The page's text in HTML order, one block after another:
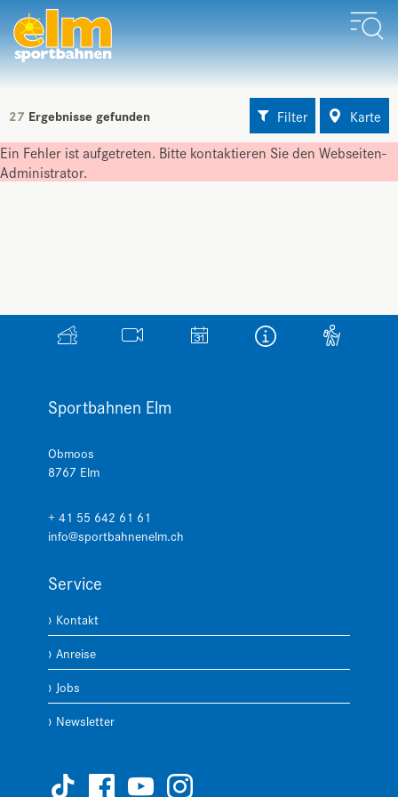
Filter Karte
27 Ergebnisse gefunden
Ein Fehler ist aufgetreten. Bitte kontaktieren Sie den Webseiten-
Administrator.
Sportbahnen Elm
Obmoos
8767 Elm
+ 41 55 642 61 61
info@sportbahnenelm.ch
Service
Kontakt
Anreise
Jobs
Newsletter
   